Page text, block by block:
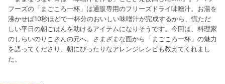
フーズの「まごころ一杯」は通販専用のフリーズドライ味噌汁。お湯を
沸かせば10秒ほどで一杯分のおいしい味噌汁が完成するから、慌ただ
しい平日の朝ごはんを助けるアイテムになりそうです。今回は、料理家
のしらいのりこさんの元へ。さまざまな面から「まごころ一杯」の魅力
を語ってくださり、朝にぴったりなアレンジレシピも教えてくれまし
た。